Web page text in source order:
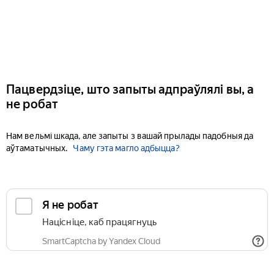
Пацвердзіце, што запыты адпраўлялі вы, а
не робат
Нам вельмі шкада, але запыты з вашай прылады падобныя да
аўтаматычных.
Чаму гэта магло адбыцца?
Я не робат
Націсніце, каб працягнуць
SmartCaptcha by Yandex Cloud